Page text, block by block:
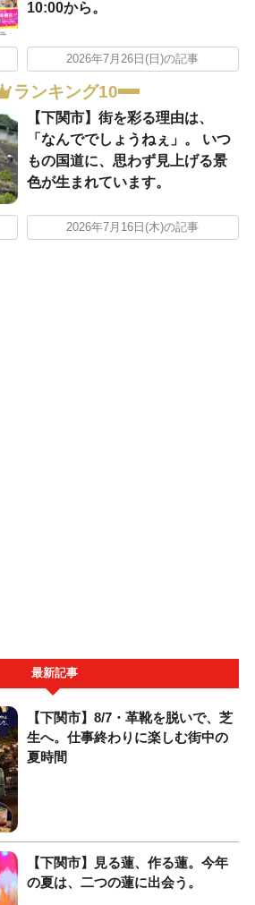
10:00から。
2026年7月26日(日)の記事
ランキング10
【下関市】街を彩る理由は、
「なんででしょうねぇ」。 いつ
もの国道に、思わず見上げる景
色が生まれています。
2026年7月16日(木)の記事
最新記事
【下関市】8/7・革靴を脱いで、芝
生へ。仕事終わりに楽しむ街中の
夏時間
【下関市】見る蓮、作る蓮。今年
の夏は、二つの蓮に出会う。